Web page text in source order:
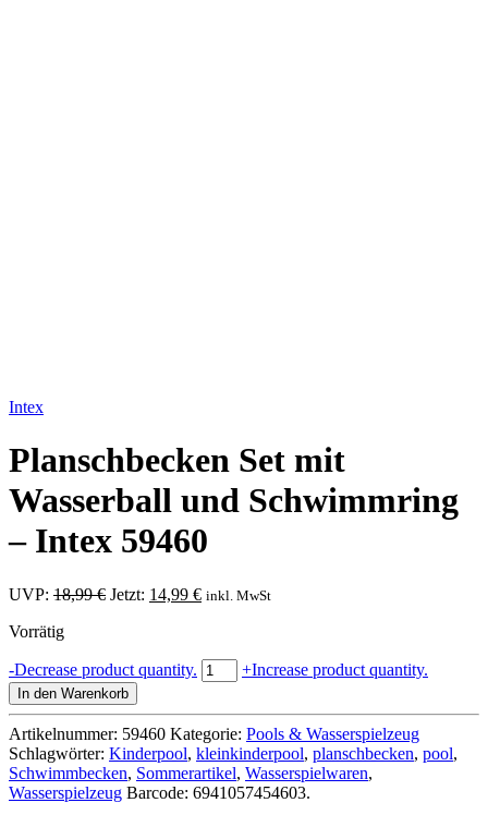
Intex
Planschbecken Set mit
Wasserball und Schwimmring
– Intex 59460
UVP: 18,99€ Ursprünglicher
Jetzt: 14,99 €Aktueller
inkl. MwSt
Vorrätig
-Decrease product quantity. Planschbecken
Set
Wasserball
und
Schwimmring
-
Intex
+Increase product quantity.
In den Warenkorb
Artikelnummer: 59460 Kategorie: Pools & Wasserspielzeug
Schlagwörter: Kinderpool, kleinkinderpool, planschbecken, pool,
Schwimmbecken, Sommerartikel, Wasserspielwaren,
Wasserspielzeug Barcode: 6941057454603.